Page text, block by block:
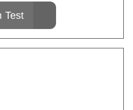
Test